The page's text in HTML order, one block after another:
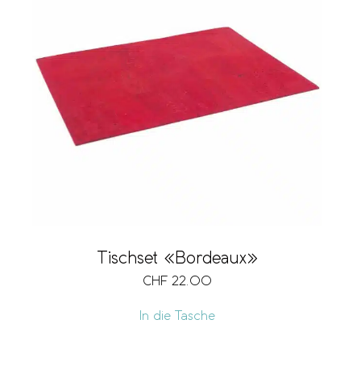
Tischset «Bordeaux»
CHF 22.00
In die Tasche